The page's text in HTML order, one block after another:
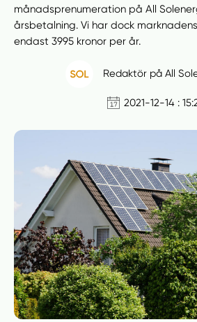
månadsprenumeration på All
årsbetalning. Vi har dock
endast 3995 kronor per år.
Redaktör på All
2021-12-14 :